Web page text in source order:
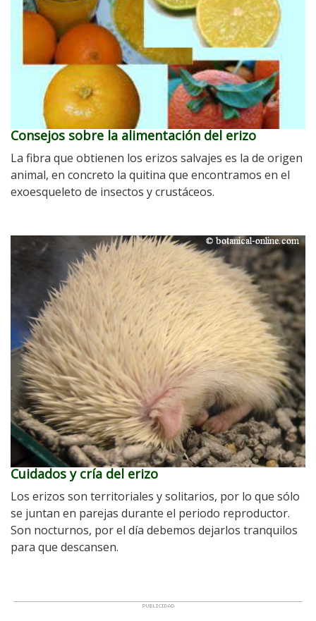
Consejos sobre la alimentación del erizo
La fibra que obtienen los erizos salvajes es la de origen
animal, en concreto la quitina que encontramos en el
exoesqueleto de insectos y crustáceos.
Cuidados y cría del erizo
Los erizos son territoriales y solitarios, por lo que sólo
se juntan en parejas durante el periodo reproductor.
Son nocturnos, por el día debemos dejarlos tranquilos
para que descansen.